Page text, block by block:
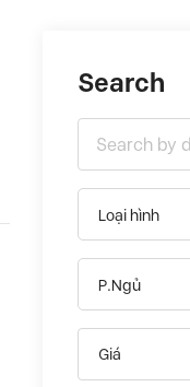
Search
Loại hình
P.Ngủ
Giá